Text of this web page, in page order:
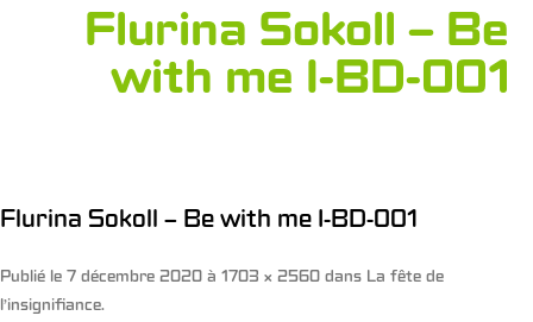
Flurina Sokoll – Be
with me I-BD-001
Flurina Sokoll – Be with me I-BD-001
Publié le 7 décembre 2020 à 1703 × 2560 dans La fête de
l’insignifiance.